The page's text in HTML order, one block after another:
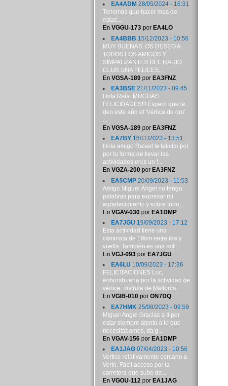
EA4ADM 28/05/2024 - 16:31
Tenemos que hacer mas de
estas....
En VGGU-173por EA4LO
EA4BBB 15/12/2023 - 10:56
MUY BUENAS. OS DESEO A
TODOS LOS AMIGOS Y
SIMPATIZANTES DEL RADIO
CLUB UNA FELICES...
En VGSA-189por EA3FNZ
EA3BSE21/11/2023 - 09:45
Hola Rafa. MUCHAS
FELICIDADES!!! Espero que te
den este año el 'Vértice de oro'
...
En VGSA-189por EA3FNZ
EA7BY16/11/2023 - 13:51
Hola amigo Rafael:te felicito por
por tu forma de llevar las
actividades,eres un f...
En VGZA-200por EA3FNZ
EA5CMP20/09/2023 - 11:53
Amigo Miguel Ángel no tengo
palabras para expresar mi
agradecimiento y sobre todo...
En VGAV-030por EA1DMP
EA7JGU 19/09/2023 - 17:12
Esta actividad tiene una
caminata de 18km entre ida y
vuelta. También es una acti...
En VGJ-093por EA7JGU
EA6LU 10/09/2023 - 17:36
FELICITACIONES Luc,
enhorabuena por la actividad de
vértice, disfruta de Mallorca...
En VGIB-010por ON7DQ
EA7HMK 25/08/2023 - 09:59
Miguel Angel Gracias a ti por
estar siempre atento a lo que
necesitábamos, da g...
En VGAV-156por EA1DMP
EA1JAG07/04/2023 - 10:56
Vertice relativamente cercano a
Verín. Fácil acceso por la
carretera que sube de...
En VGOU-112por EA1JAG